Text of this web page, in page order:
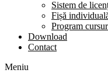
Sistem de
Fișă
Program
Download
Contact
Meniu